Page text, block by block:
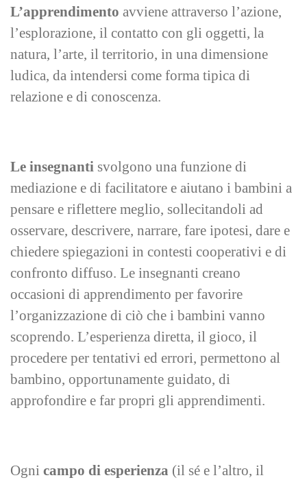
L’apprendimento avviene attraverso l’azione,
l’esplorazione, il contatto con gli oggetti, la
natura, l’arte, il territorio, in una dimensione
ludica, da intendersi come forma tipica di
relazione e di conoscenza.
Le insegnanti svolgono una funzione di
mediazione e di facilitatore e aiutano i bambini a
pensare e riflettere meglio, sollecitandoli ad
osservare, descrivere, narrare, fare ipotesi, dare e
chiedere spiegazioni in contesti cooperativi e di
confronto diffuso. Le insegnanti creano
occasioni di apprendimento per favorire
l’organizzazione di ciò che i bambini vanno
scoprendo. L’esperienza diretta, il gioco, il
procedere per tentativi ed errori, permettono al
bambino, opportunamente guidato, di
approfondire e far propri gli apprendimenti.
Ogni campo di esperienza (il sé e l’altro, il